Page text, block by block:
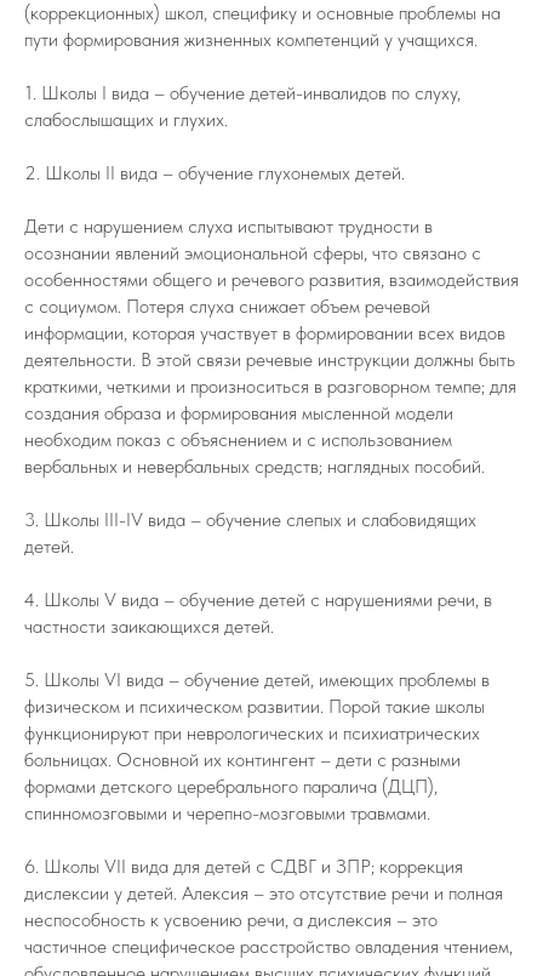
(коррекционных) школ, специфику и основные проблемы на
пути формирования жизненных компетенций у учащихся.
1. Школы I вида – обучение детей-инвалидов по слуху,
слабослышащих и глухих.
2. Школы II вида – обучение глухонемых детей.
Дети с нарушением слуха испытывают трудности в
осознании явлений эмоциональной сферы, что связано с
особенностями общего и речевого развития, взаимодействия
с социумом. Потеря слуха снижает объем речевой
информации, которая участвует в формировании всех видов
деятельности. В этой связи речевые инструкции должны быть
краткими, четкими и произноситься в разговорном темпе; для
создания образа и формирования мысленной модели
необходим показ с объяснением и с использованием
вербальных и невербальных средств; наглядных пособий.
3. Школы III-IV вида – обучение слепых и слабовидящих
детей.
4. Школы V вида – обучение детей с нарушениями речи, в
частности заикающихся детей.
5. Школы VI вида – обучение детей, имеющих проблемы в
физическом и психическом развитии. Порой такие школы
функционируют при неврологических и психиатрических
больницах. Основной их контингент – дети с разными
формами детского церебрального паралича (ДЦП),
спинномозговыми и черепно-мозговыми травмами.
6. Школы VII вида для детей с СДВГ и ЗПР; коррекция
дислексии у детей. Алексия – это отсутствие речи и полная
неспособность к усвоению речи, а дислексия – это
частичное специфическое расстройство овладения чтением,